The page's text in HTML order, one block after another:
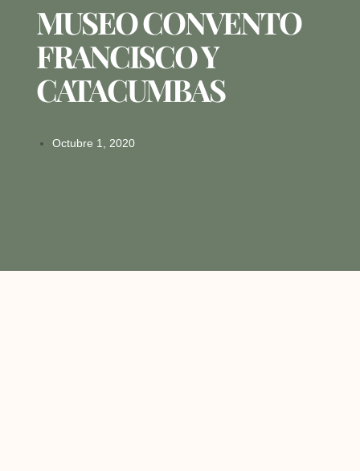
MUSEO CONVENTO
FRANCISCO Y
CATACUMBAS
Octubre 1, 2020